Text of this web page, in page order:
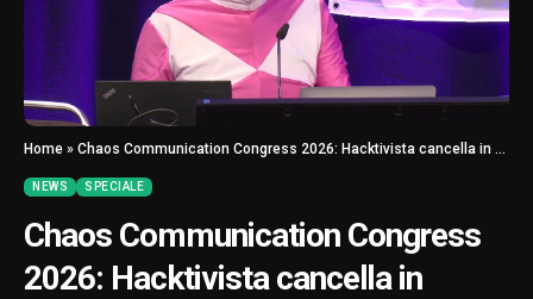
Home » Chaos Communication Congress 2026: Hacktivista cancella in diretta tre siti suprematisti
NEWS SPECIALE
Chaos Communication Congress
2026: Hacktivista cancella in